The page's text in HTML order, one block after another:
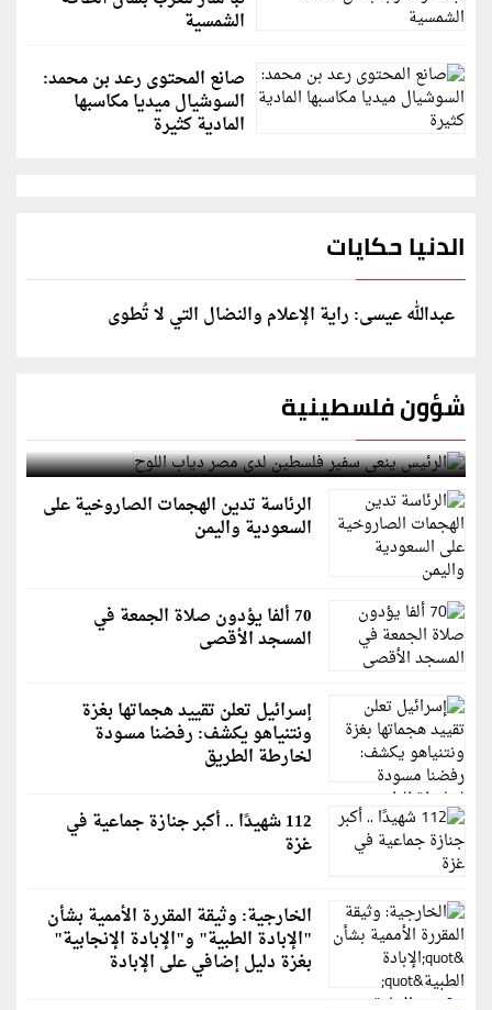
الشمسية
صانع المحتوى رعد بن محمد:
السوشيال ميديا مكاسبها
المادية كثيرة
الدنيا حكايات
عبدالله عيسى: راية الإعلام والنضال التي لا تُطوى
شؤون فلسطينية
الرئيس ينعى سفير فلسطين لدى مصر دياب اللوح
الرئاسة تدين الهجمات الصاروخية على
السعودية واليمن
70 ألفا يؤدون صلاة الجمعة في
المسجد الأقصى
إسرائيل تعلن تقييد هجماتها بغزة
ونتنياهو يكشف: رفضنا مسودة
لخارطة الطريق
112 شهيدًا .. أكبر جنازة جماعية في
غزة
الخارجية: وثيقة المقررة الأممية بشأن
"الإبادة الطبية" و"الإبادة الإنجابية"
بغزة دليل إضافي على الإبادة